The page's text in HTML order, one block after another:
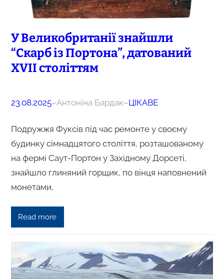
У Великобританії знайшли
“Скарб із Портона”, датований
XVII століттям
23.08.2025–Антоніна Бардак–ЦІКАВЕ
Подружжя Фуксів під час ремонте у своєму
будинку сімнадцятого століття, розташованому
на фермі Саут-Портон у Західному Дорсеті,
знайшло глиняний горщик, по вінця наповнений
монетами,
Read more